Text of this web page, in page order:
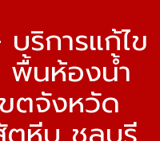
ริการแก้ไข
นห้องน้ำ
ตจังหวัด